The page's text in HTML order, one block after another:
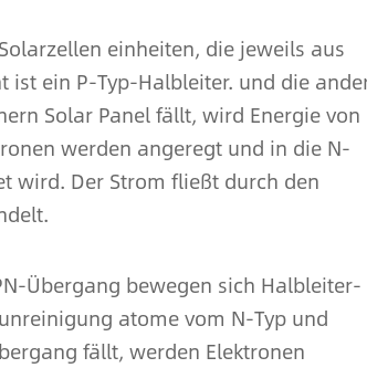
einheiten, die jeweils aus
ist ein P-Typ-Halbleiter. und die
Solar Panel fällt, wird Energie von
werden angeregt und in die N-
wird. Der Strom fließt durch den
Übergang bewegen sich Halbleiter-
atome vom N-Typ und
fällt, werden Elektronen